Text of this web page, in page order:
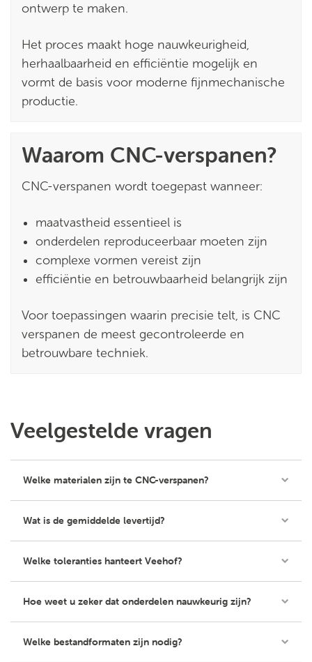
ontwerp te maken.
Het proces maakt hoge nauwkeurigheid,
herhaalbaarheid en efficiëntie mogelijk en
vormt de basis voor moderne fijnmechanische
productie.
Waarom CNC-verspanen?
CNC-verspanen wordt toegepast wanneer:
maatvastheid essentieel is
onderdelen reproduceerbaar moeten zijn
complexe vormen vereist zijn
efficiëntie en betrouwbaarheid belangrijk zijn
Voor toepassingen waarin precisie telt, is CNC
verspanen de meest gecontroleerde en
betrouwbare techniek.
Veelgestelde vragen
Welke materialen zijn te CNC-verspanen?
Wat is de gemiddelde levertijd?
Welke toleranties hanteert Veehof?
Hoe weet u zeker dat onderdelen nauwkeurig zijn?
Welke bestandformaten zijn nodig?